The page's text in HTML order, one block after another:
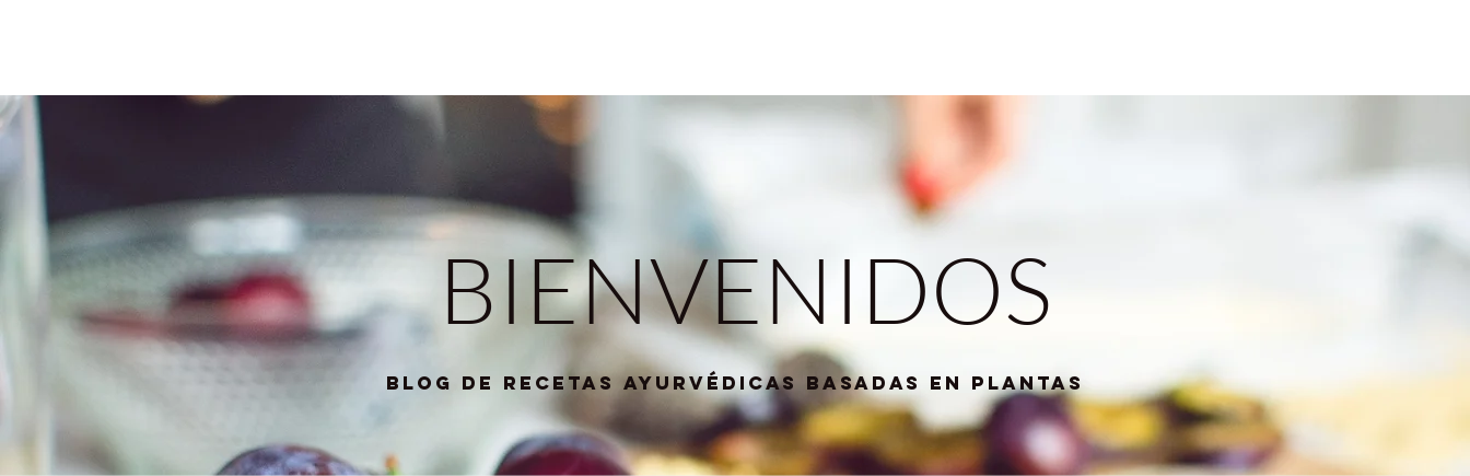
BIENVENIDOS
blog de RECETAS AYURVÉDICAS basadas en plantas